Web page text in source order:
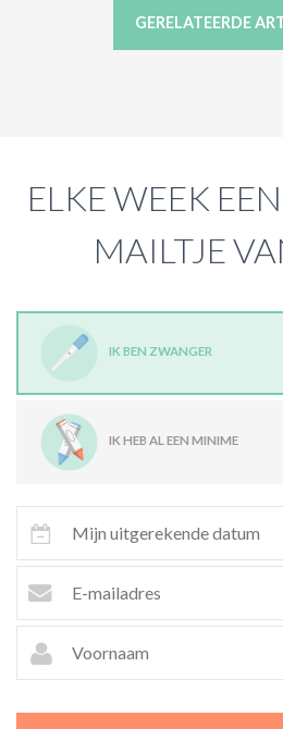
GERELATEERDE
ELKE WEEK
MAILTJE
IK BEN ZWANGER
IK HEB AL EEN MINIME